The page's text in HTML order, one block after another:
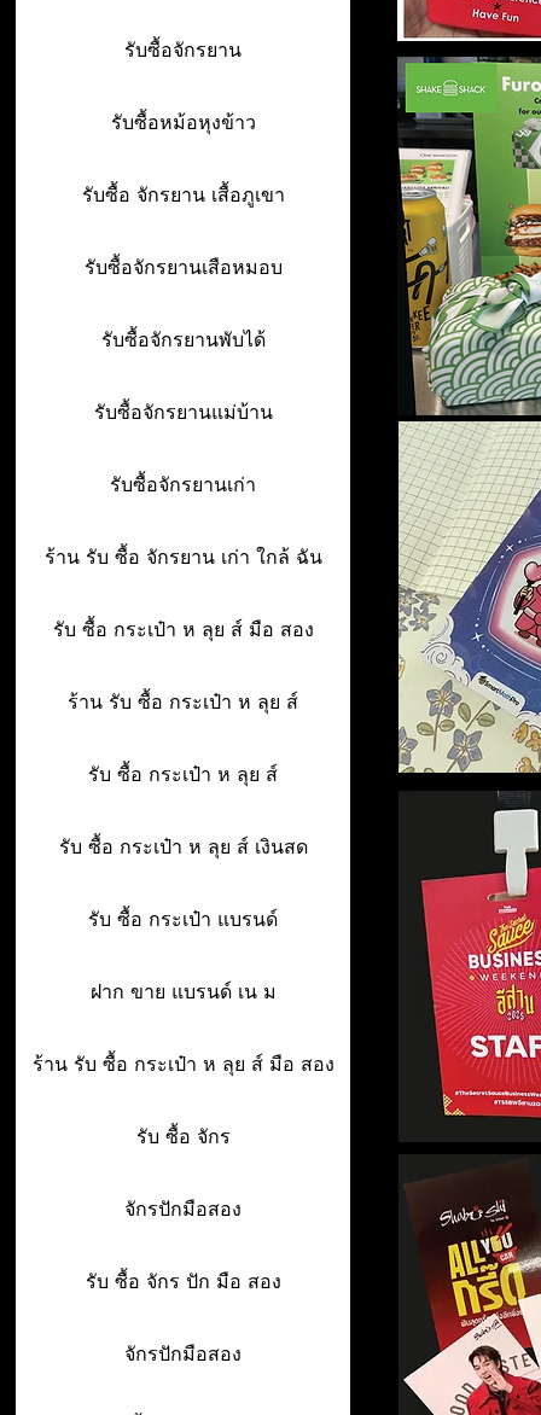
รับซื้อจักรยาน
รับซื้อหม้อหุงข้าว
รับซื้อ จักรยาน เสื้อภูเขา
รับซื้อจักรยานเสือหมอบ
รับซื้อจักรยานพับได้
รับซื้อจักรยานแม่บ้าน
รับซื้อจักรยานเก่า
ร้าน รับ ซื้อ จักรยาน เก่า ใกล้ ฉัน
รับ ซื้อ กระเป๋า ห ลุย ส์ มือ สอง
ร้าน รับ ซื้อ กระเป๋า ห ลุย ส์
รับ ซื้อ กระเป๋า ห ลุย ส์
รับ ซื้อ กระเป๋า ห ลุย ส์ เงินสด
รับ ซื้อ กระเป๋า แบรนด์
ฝาก ขาย แบรนด์ เน ม
ร้าน รับ ซื้อ กระเป๋า ห ลุย ส์ มือ สอง
รับ ซื้อ จักร
จักรปักมือสอง
รับ ซื้อ จักร ปัก มือ สอง
จักรปักมือสอง